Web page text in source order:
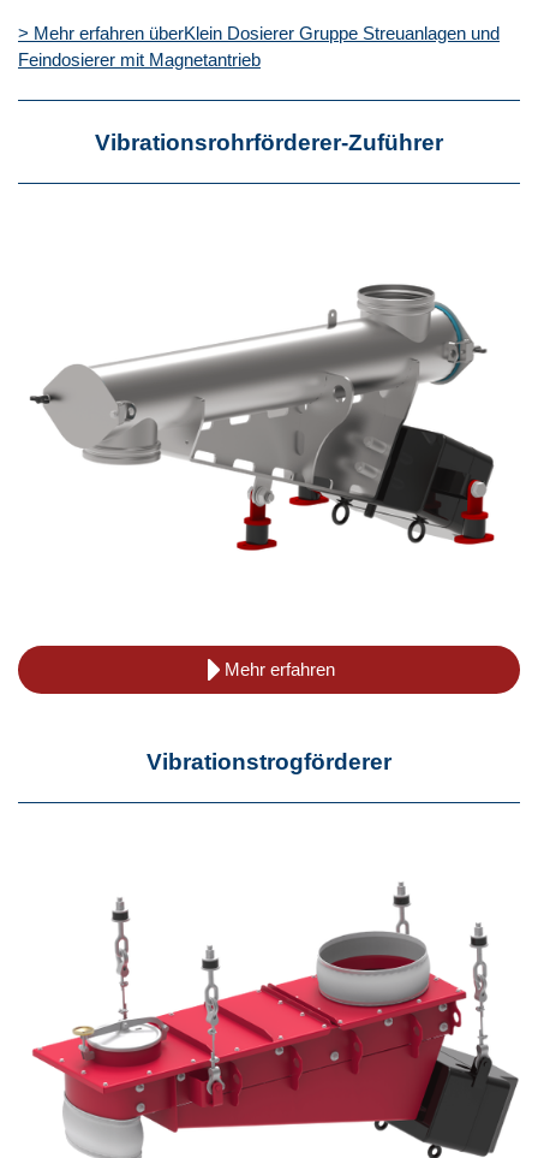
> Mehr erfahren überKlein Dosierer Gruppe Streuanlagen und
Feindosierer mit Magnetantrieb
Vibrationsrohrförderer-Zuführer
Mehr erfahren
Vibrationstrogförderer